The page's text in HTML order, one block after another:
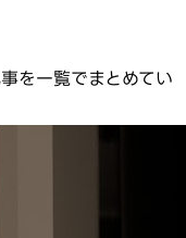
を一覧でまとめてい